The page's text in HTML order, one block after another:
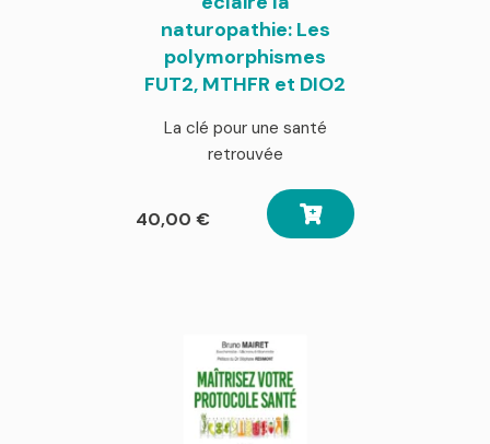
naturopathie: Les
polymorphismes
FUT2, MTHFR et DIO2
La clé pour une santé
retrouvée
40,00 €